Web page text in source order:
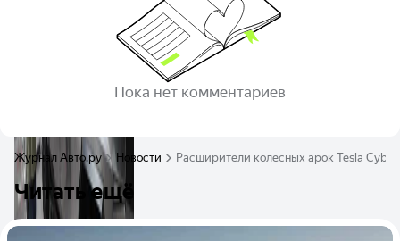
Пока нет комментариев
Журнал Авто.ру Новости Расширители колёсных арок Tesla
Читать ещё